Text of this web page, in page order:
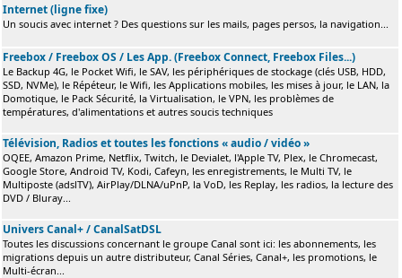
Internet (ligne fixe)
Un soucis avec internet ? Des questions sur les mails, pages persos, la navigation...
Freebox / Freebox OS / Les App. (Freebox Connect, Freebox Files...)
Le Backup 4G, le Pocket Wifi, le SAV, les périphériques de stockage (clés USB, HDD,
SSD, NVMe), le Répéteur, le Wifi, les Applications mobiles, les mises à jour, le LAN, la
Domotique, le Pack Sécurité, la Virtualisation, le VPN, les problèmes de
températures, d'alimentations et autres soucis techniques
Télévision, Radios et toutes les fonctions « audio / vidéo »
OQEE, Amazon Prime, Netflix, Twitch, le Devialet, l'Apple TV, Plex, le Chromecast,
Google Store, Android TV, Kodi, Cafeyn, les enregistrements, le Multi TV, le
Multiposte (adslTV), AirPlay/DLNA/uPnP, la VoD, les Replay, les radios, la lecture des
DVD / Bluray...
Univers Canal+ / CanalSatDSL
Toutes les discussions concernant le groupe Canal sont ici: les abonnements, les
migrations depuis un autre distributeur, Canal Séries, Canal+, les promotions, le
Multi-écran...